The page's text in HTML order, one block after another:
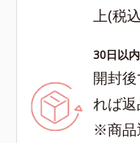
上(税
30日以
開封
れば
※商品